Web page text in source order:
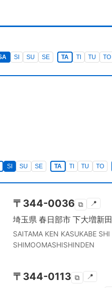
SI SU SE TA TI TU TO
SI SU SE TA TI TU TO
〒 344-0036 ⧉ 📍
埼玉県 春日部市 下大増新田
SAITAMA KEN KASUKABE SHI
SHIMOOMASHISHINDEN
〒 344-0113 ⧉ 📍